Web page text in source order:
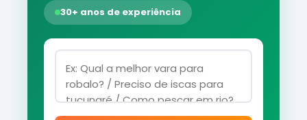
30+ anos de experiência